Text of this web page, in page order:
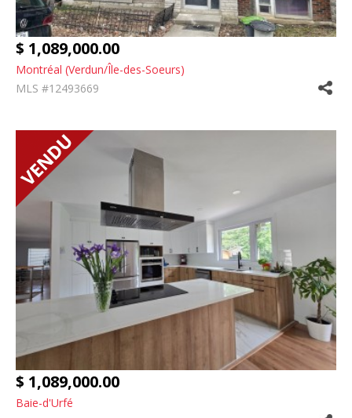
$ 1,089,000.00
Montréal (Verdun/Île-des-Soeurs)
MLS #12493669
$ 1,089,000.00
Baie-d'Urfé